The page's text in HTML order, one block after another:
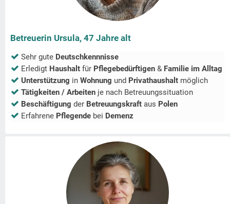
Betreuerin Ursula, 47 Jahre alt
Sehr gute Deutschkennnisse
Erledigt Haushalt für Pflegebedürftigen & Familie im Alltag
Unterstützung in Wohnung und Privathaushalt möglich
Tätigkeiten / Arbeiten je nach Betreuungssituation
Beschäftigung der Betreuungskraft aus Polen
Erfahrene Pflegende bei Demenz